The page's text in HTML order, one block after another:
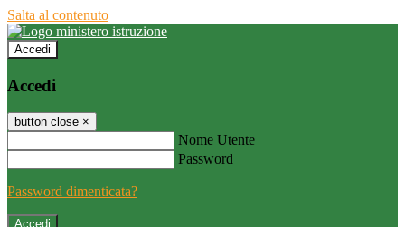
Salta al contenuto
Accedi
Accedi
button close ×
Nome Utente
Password
Password dimenticata?